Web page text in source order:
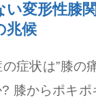
い変形性膝
兆候
症状は”膝の
膝からポキポ